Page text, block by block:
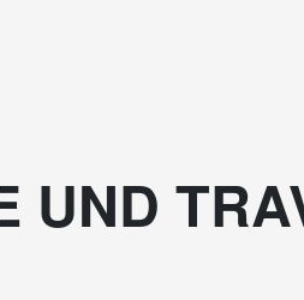
UND